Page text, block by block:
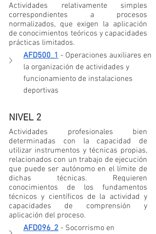
Actividades relativamente simples
correspondientes a procesos
normalizados, que exigen la aplicación
de conocimientos teóricos y capacidades
prácticas limitados.
AFD500_1 - Operaciones auxiliares en
la organización de actividades y
funcionamiento de instalaciones
deportivas
NIVEL 2
Actividades profesionales bien
determinadas con la capacidad de
utilizar instrumentos y técnicas propias,
relacionados con un trabajo de ejecución
que puede ser autónomo en el límite de
dichas técnicas. Requieren
conocimientos de los fundamentos
técnicos y científicos de la actividad y
capacidades de comprensión y
aplicación del proceso.
AFD096_2 - Socorrismo en